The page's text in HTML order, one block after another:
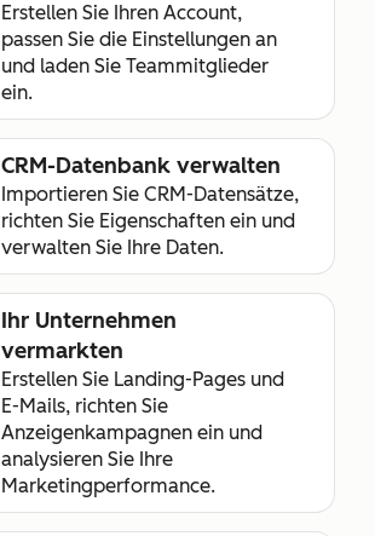
Erstellen Sie Ihren Account,
passen Sie die Einstellungen an
und laden Sie Teammitglieder
ein.
CRM-Datenbank verwalten
Importieren Sie CRM-Datensätze,
richten Sie Eigenschaften ein und
verwalten Sie Ihre Daten.
Ihr Unternehmen
vermarkten
Erstellen Sie Landing-Pages und
E-Mails, richten Sie
Anzeigenkampagnen ein und
analysieren Sie Ihre
Marketingperformance.